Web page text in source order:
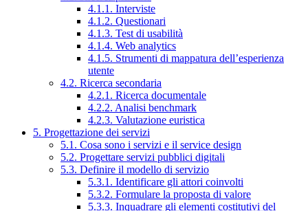
4.1.1. Interviste
4.1.2. Questionari
4.1.3. Test di usabilità
4.1.4. Web analytics
4.1.5. Strumenti di mappatura dell’esperienza
utente
4.2. Ricerca secondaria
4.2.1. Ricerca documentale
4.2.2. Analisi benchmark
4.2.3. Valutazione euristica
5. Progettazione dei servizi
5.1. Cosa sono i servizi e il service design
5.2. Progettare servizi pubblici digitali
5.3. Definire il modello di servizio
5.3.1. Identificare gli attori coinvolti
5.3.2. Formulare la proposta di valore
5.3.3. Inquadrare gli elementi costitutivi del